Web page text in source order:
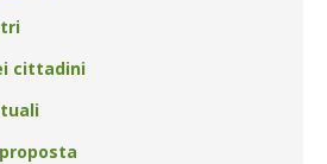
cittadini